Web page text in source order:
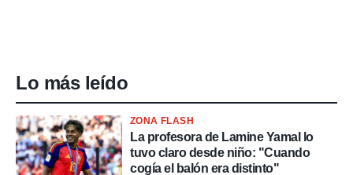
Lo más leído
ZONA FLASH
La profesora de Lamine Yamal lo
tuvo claro desde niño: "Cuando
cogía el balón era distinto"